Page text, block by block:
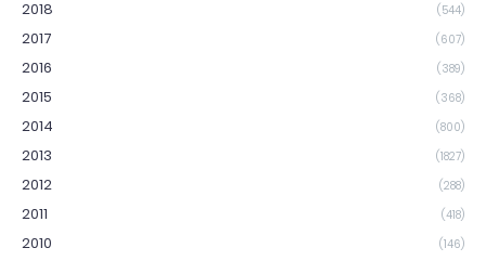
2018 (544)
2017 (607)
2016 (389)
2015 (368)
2014 (800)
2013 (1827)
2012 (288)
2011 (418)
2010 (146)